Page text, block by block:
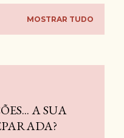
MOSTRAR TUDO
A SUA